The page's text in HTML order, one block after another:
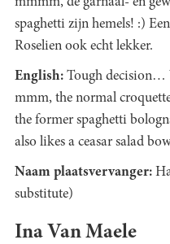
spaghetti zijn hemels! :)
Roselien ook echt lekker.
English: Tough decision…
mmm, the normal
the former spaghetti
also likes a ceasar salad
Naam plaatsvervanger:
substitute)
Ina Van Maele